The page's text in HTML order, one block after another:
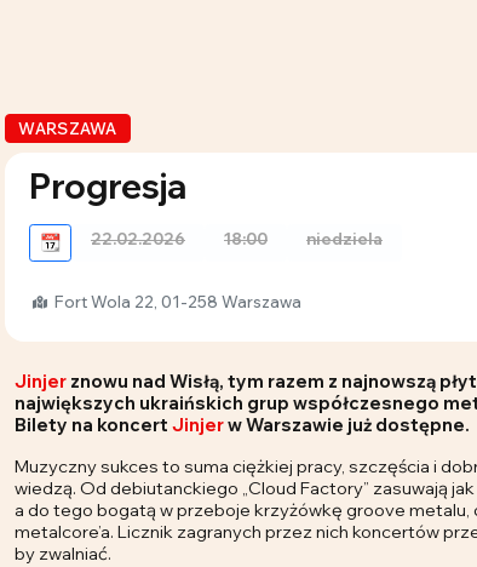
WARSZAWA
Progresja
📆 22.02.2026 18:00 niedziela
Fort Wola 22, 01-258 Warszawa
Jinjer znowu nad Wisłą, tym razem z najnowszą
największych ukraińskich grup współczesnego
Bilety na koncert Jinjerw Warszawie już dostępne.
Muzyczny sukces to suma ciężkiej pracy, szczęścia i
wiedzą. Od debiutanckiego „Cloud Factory” zasuwają
a do tego bogatą w przeboje krzyżówkę groove metalu,
metalcore’a. Licznik zagranych przez nich koncertów
by zwalniać.